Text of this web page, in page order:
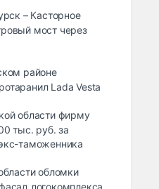
– Касторное
мост через
районе
Lada Vesta
области фирму
тыс. руб. за
таможенника
обломки